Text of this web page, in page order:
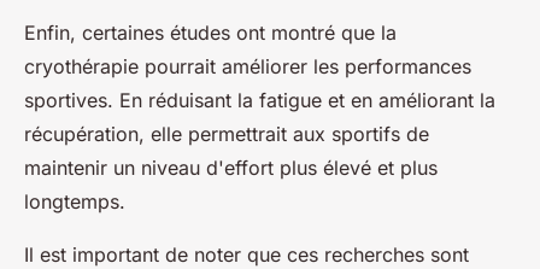
Enfin, certaines études ont montré que la
cryothérapie pourrait améliorer les performances
sportives. En réduisant la fatigue et en améliorant la
récupération, elle permettrait aux sportifs de
maintenir un niveau d'effort plus élevé et plus
longtemps.
Il est important de noter que ces recherches sont